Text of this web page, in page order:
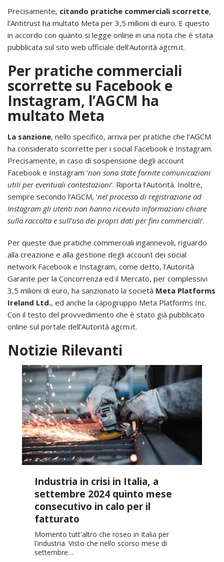
Precisamente, citando pratiche commerciali scorrette,
l’Antitrust ha multato Meta per 3,5 milioni di euro. E questo
in accordo con quanto si legge online in una nota che è stata
pubblicata sul sito web ufficiale dell’Autorità agcm.it.
Per pratiche commerciali
scorrette su Facebook e
Instagram, l’AGCM ha
multato Meta
La sanzione, nello specifico, arriva per pratiche che l’AGCM
ha considerato scorrette per i social Facebook e Instagram.
Precisamente, in caso di sospensione degli account
Facebook e Instagram ‘non sono state fornite comunicazioni
utili per eventuali contestazioni‘. Riporta l’Autorità. Inoltre,
sempre secondo l’AGCM, ‘nel processo di registrazione ad
Instagram gli utenti non hanno ricevuto informazioni chiare
sulla raccolta e sull’uso dei propri dati per fini commerciali‘.
Per queste due pratiche commerciali ingannevoli, riguardo
alla creazione e alla gestione degli account dei social
network Facebook e Instagram, come detto, l’Autorità
Garante per la Concorrenza ed il Mercato, per complessivi
3,5 milioni di euro, ha sanzionato la società Meta Platforms
Ireland Ltd., ed anche la capogruppo Meta Platforms Inc.
Con il testo del provvedimento che è stato già pubblicato
online sul portale dell’Autorità agcm.it.
Notizie Rilevanti
Industria in crisi in Italia, a
settembre 2024 quinto mese
consecutivo in calo per il
fatturato
Momento tutt'altro che roseo in Italia per
l'industria. Visto che nello scorso mese di
settembre…